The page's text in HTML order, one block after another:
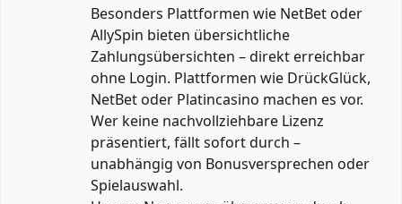
Besonders Plattformen wie NetBet oder
AllySpin bieten übersichtliche
Zahlungsübersichten – direkt erreichbar
ohne Login. Plattformen wie DrückGlück,
NetBet oder Platincasino machen es vor.
Wer keine nachvollziehbare Lizenz
präsentiert, fällt sofort durch –
unabhängig von Bonusversprechen oder
Spielauswahl.